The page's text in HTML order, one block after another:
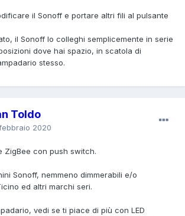
il Sonoff e portare altri fili al pulsante
il Sonoff lo colleghi semplicemente in serie
dove hai spazio, in scatola di
stesso.
Toldo
2020
ZigBee con push switch.
Sonoff, nemmeno dimmerabili e/o
ed altri marchi seri.
vedi se ti piace di più con LED